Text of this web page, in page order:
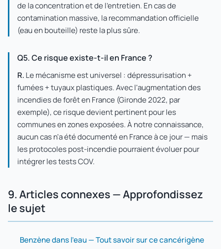
de la concentration et de l'entretien. En cas de
contamination massive, la recommandation officielle
(eau en bouteille) reste la plus sûre.
Q5. Ce risque existe-t-il en France ?
R. Le mécanisme est universel : dépressurisation +
fumées + tuyaux plastiques. Avec l'augmentation des
incendies de forêt en France (Gironde 2022, par
exemple), ce risque devient pertinent pour les
communes en zones exposées. À notre connaissance,
aucun cas n'a été documenté en France à ce jour — mais
les protocoles post-incendie pourraient évoluer pour
intégrer les tests COV.
9. Articles connexes — Approfondissez
le sujet
Benzène dans l'eau — Tout savoir sur ce cancérigène